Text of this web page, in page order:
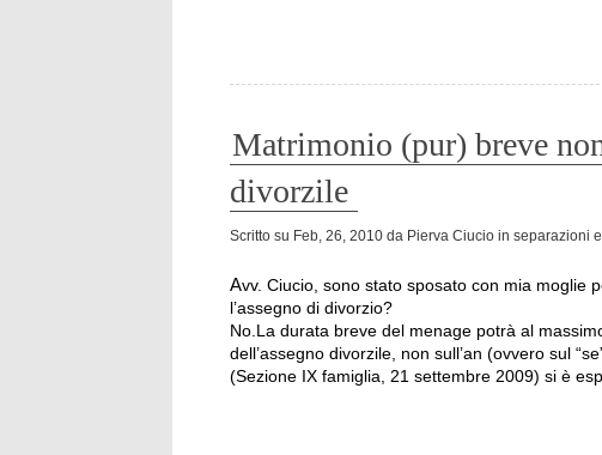
Matrimonio (pur) breve
divorzile
Scritto su Feb, 26, 2010 da Pierva Ciucio in separazioni
Avv. Ciucio, sono stato sposato con mia moglie per alcuni mesi; posso escludere che non vi sarà
l’assegno di divorzio?
No.La durata breve del menage potrà al
dell’assegno divorzile, non sull’an (ovvero sul
(Sezione IX famiglia, 21 settembre 2009) si è